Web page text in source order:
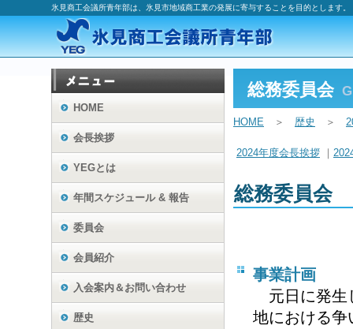
氷見商工会議所青年部は、氷見市地域商工業の発展に寄与することを目的とします。
総務委員会
HOME ＞ 歴史 ＞
2024年度会長挨拶 ｜
総務委員会
事業計画
元日に発生
地における争
HOME
会長挨拶
YEGとは
年間スケジュール & 報告
委員会
会員紹介
入会案内＆お問い合わせ
歴史